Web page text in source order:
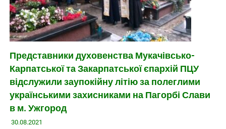
Представники духовенства Мукачівсько-
Карпатської та Закарпатської єпархій ПЦУ
відслужили заупокійну літію за полеглими
українськими захисниками на Пагорбі Слави
в м. Ужгород
30.08.2021